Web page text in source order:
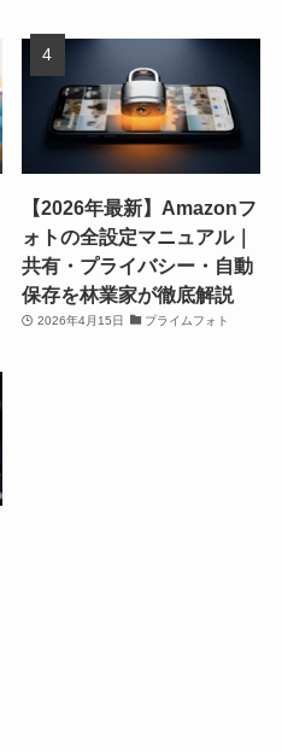
【2026年最新】Amazonフ
ォトの全設定マニュアル｜
共有・プライバシー・自動
保存を林業家が徹底解説
2026年4月15日 プライムフォト